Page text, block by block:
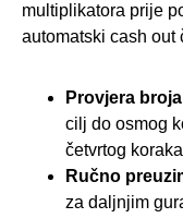
multiplikatora prije
automatski cash out
Provjera
cilj do osmog
četvrtog
Ručno
za daljnjim